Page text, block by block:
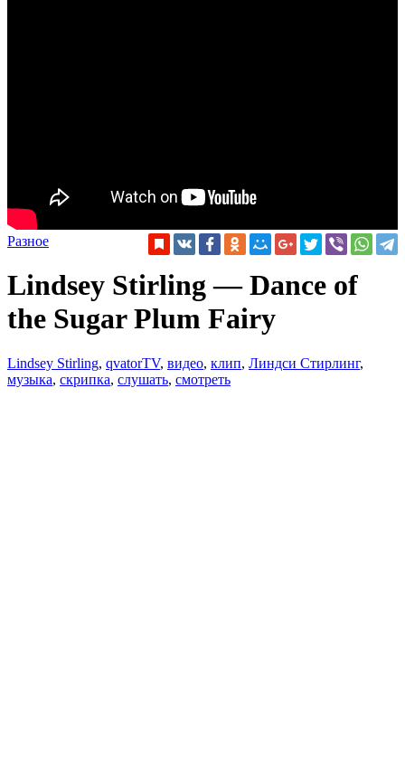
Разное
Lindsey Stirling — Dance of
the Sugar Plum Fairy
Lindsey Stirling, qvatorTV, видео, клип, Линдси Стирлинг,
музыка, скрипка, слушать, смотреть